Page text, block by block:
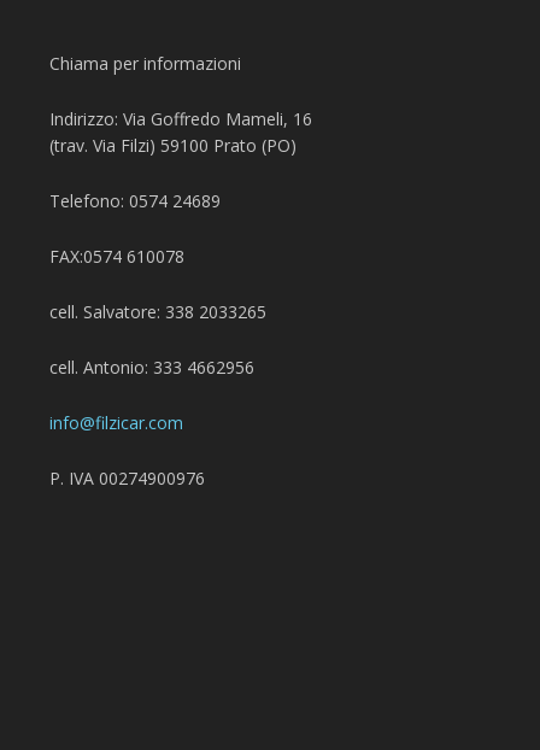
Chiama per informazioni
Indirizzo: Via Goffredo Mameli, 16
(trav. Via Filzi) 59100 Prato (PO)
Telefono: 0574 24689
FAX:0574 610078
cell. Salvatore: 338 2033265
cell. Antonio: 333 4662956
info@filzicar.com
P. IVA 00274900976